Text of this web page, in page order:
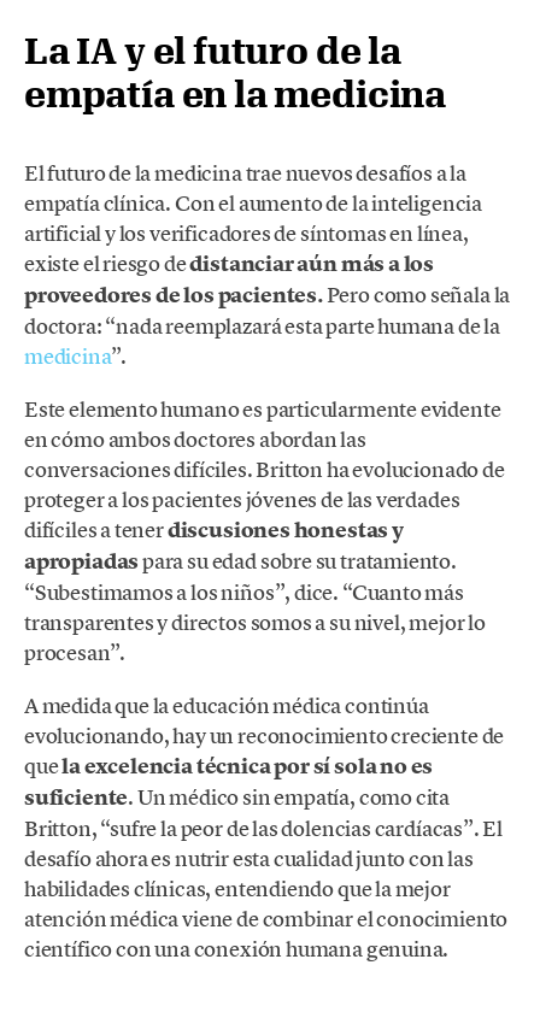
La IA y el futuro de la
empatía en la medicina
El futuro de la medicina trae nuevos desafíos a la
empatía clínica. Con el aumento de la inteligencia
artificial y los verificadores de síntomas en línea,
existe el riesgo dedistanciar aún más a los
proveedores de los pacientes.Pero como señala la
doctora: “nada reemplazará esta parte humana de la
medicina”.
Este elemento humano es particularmente evidente
en cómo ambos doctores abordan las
conversaciones difíciles. Britton ha evolucionado de
proteger a los pacientes jóvenes de las verdades
difíciles a tenerdiscusiones honestas y
apropiadaspara su edad sobre su tratamiento.
“Subestimamos a los niños”, dice. “Cuanto más
transparentes y directos somos a su nivel, mejor lo
procesan”.
A medida que la educación médica continúa
evolucionando, hay un reconocimiento creciente de
quela excelencia técnica por sí sola no es
suficiente. Un médico sin empatía, como cita
Britton, “sufre la peor de las dolencias cardíacas”. El
desafío ahora es nutrir esta cualidad junto con las
habilidades clínicas, entendiendo que la mejor
atención médica viene de combinar el conocimiento
científico con una conexión humana genuina.